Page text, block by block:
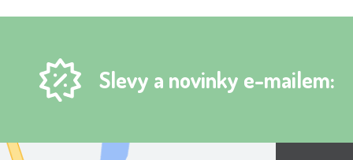
Slevy a novinky e-mailem: